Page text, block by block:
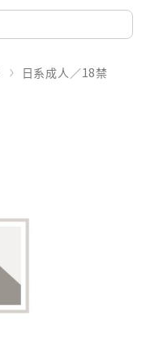
日系成人／18禁